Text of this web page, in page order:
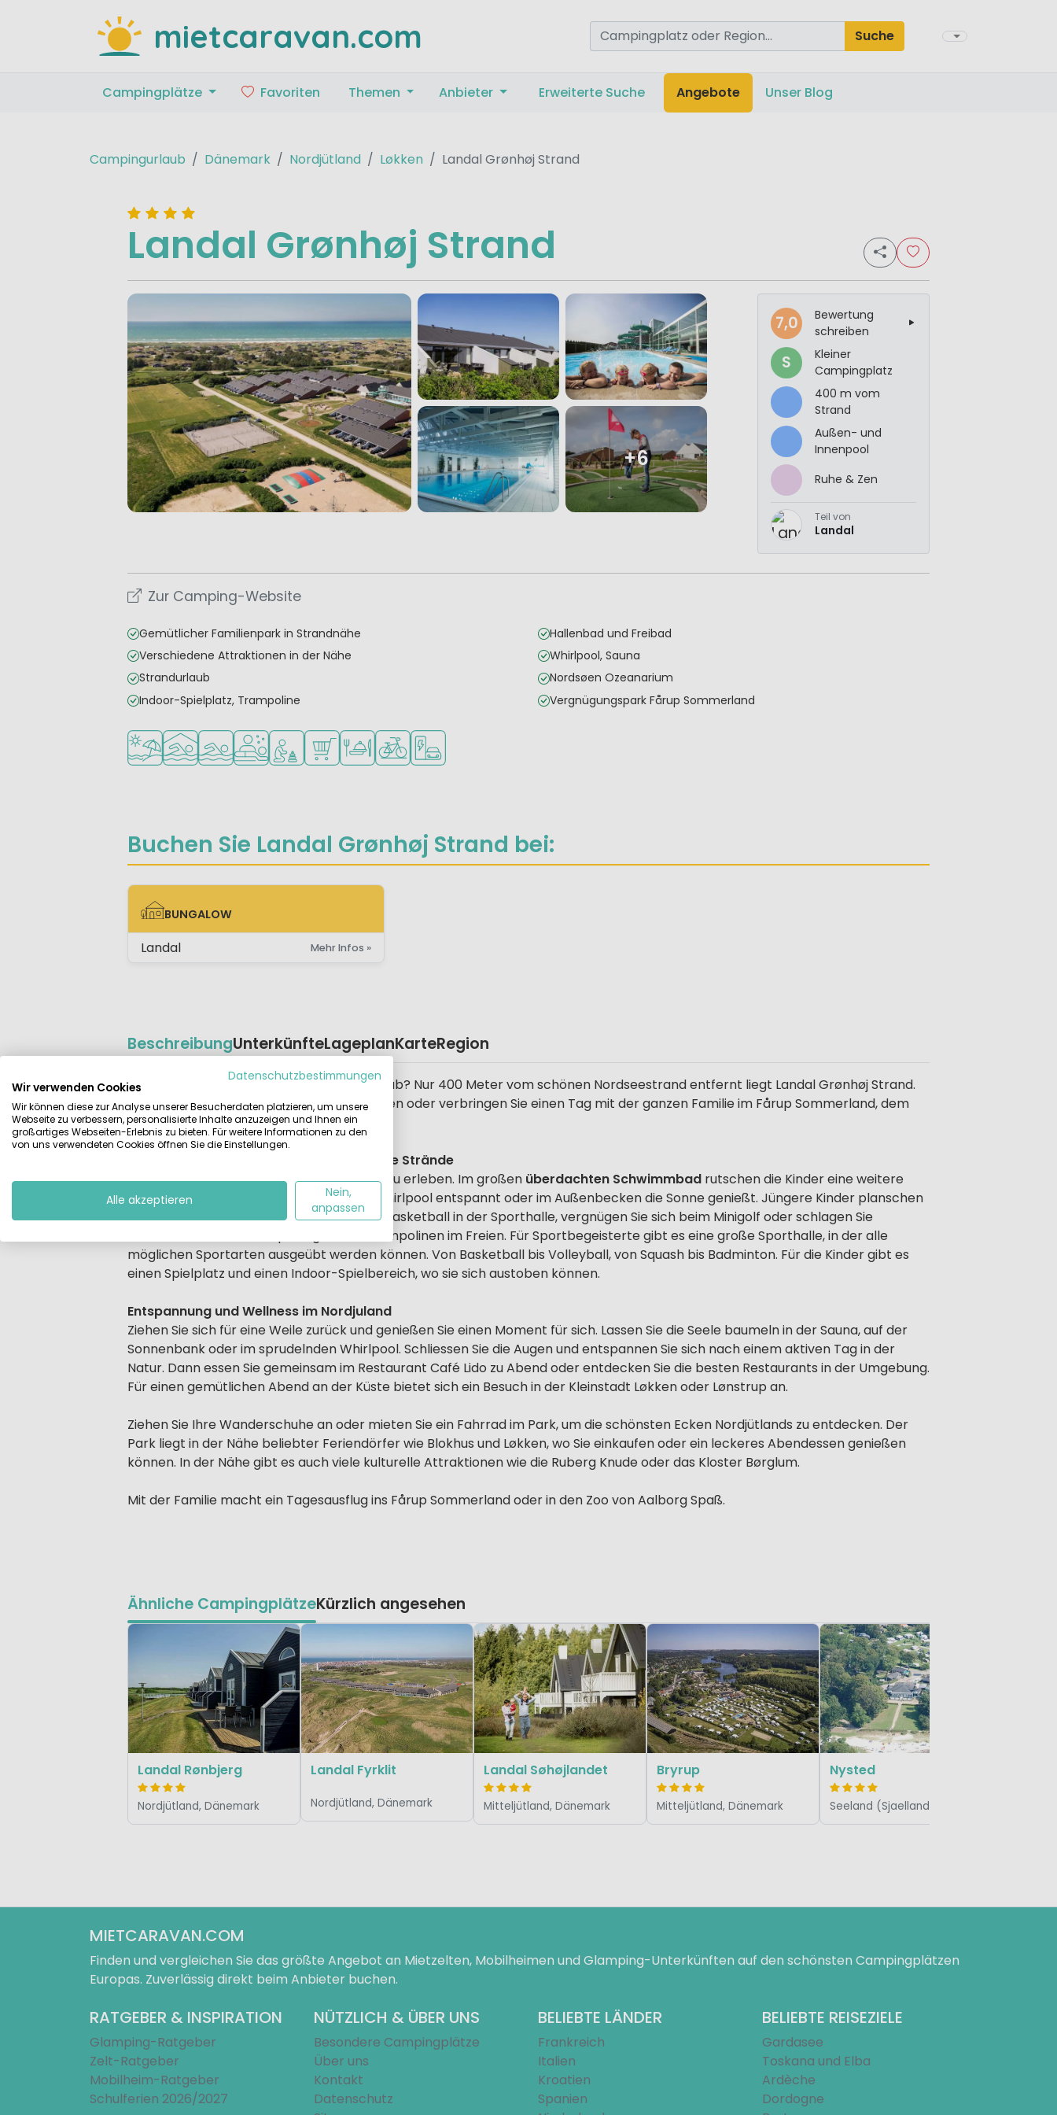
mietcaravan.com Suche
Campingplätze Favoriten Themen Anbieter Erweiterte Suche Angebote Unser Blog
Campingurlaub Dänemark Nordjütland Løkken Landal Grønhøj Strand
Landal Grønhøj Strand
+6
7,0
Bewertung
schreiben
S
Kleiner
Campingplatz
400 m vom
Strand
Außen- und
Innenpool
Ruhe & Zen
Teil von
Landal
Zur Camping-Website
Gemütlicher Familienpark in Strandnähe
Verschiedene Attraktionen in der Nähe
Strandurlaub
Indoor-Spielplatz, Trampoline
Hallenbad und Freibad
Whirlpool, Sauna
Nordsøen Ozeanarium
Vergnügungspark Fårup Sommerland
Am Strand und Meer
HallenbadFreibadWellness-Einrichtungen
Empfohlen für kleine Kinder
Supermarkt/Laden
Restaurant oder Pizzeria
Fahrradverleih
Ladestation für E-Autos
Buchen Sie Landal Grønhøj Strand bei:
BUNGALOW
BUNGALOW
Landal Mehr Infos »
BeschreibungUnterkünfteLageplanKarteRegion
Beschrijving
Sind Sie bereit für einen echten Strandurlaub? Nur 400 Meter vom schönen Nordseestrand entfernt liegt Landal Grønhøj Strand.
Spazieren Sie entlang der glitzernden Wellen oder verbringen Sie einen Tag mit der ganzen Familie im Fårup Sommerland, dem
beliebten Spaß- und Mitmachpark.
Kinderfreundlicher Ferienpark, weitläufige Strände
Auch im Park selbst gibt es viel zu tun und zu erleben. Im großen überdachten Schwimmbad rutschen die Kinder eine weitere
Rutsche hinunter, während man sich im Whirlpool entspannt oder im Außenbecken die Sonne genießt. Jüngere Kinder planschen
im Planschbecken. Spielen Sie eine Partie Basketball in der Sporthalle, vergnügen Sie sich beim Minigolf oder schlagen Sie
Purzelbäume auf den Hüpfburgen und Trampolinen im Freien. Für Sportbegeisterte gibt es eine große Sporthalle, in der alle
möglichen Sportarten ausgeübt werden können. Von Basketball bis Volleyball, von Squash bis Badminton. Für die Kinder gibt es
einen Spielplatz und einen Indoor-Spielbereich, wo sie sich austoben können.
Entspannung und Wellness im Nordjuland
Ziehen Sie sich für eine Weile zurück und genießen Sie einen Moment für sich. Lassen Sie die Seele baumeln in der Sauna, auf der
Sonnenbank oder im sprudelnden Whirlpool. Schliessen Sie die Augen und entspannen Sie sich nach einem aktiven Tag in der
Natur. Dann essen Sie gemeinsam im Restaurant Café Lido zu Abend oder entdecken Sie die besten Restaurants in der Umgebung.
Für einen gemütlichen Abend an der Küste bietet sich ein Besuch in der Kleinstadt Løkken oder Lønstrup an.
Ziehen Sie Ihre Wanderschuhe an oder mieten Sie ein Fahrrad im Park, um die schönsten Ecken Nordjütlands zu entdecken. Der
Park liegt in der Nähe beliebter Feriendörfer wie Blokhus und Løkken, wo Sie einkaufen oder ein leckeres Abendessen genießen
können. In der Nähe gibt es auch viele kulturelle Attraktionen wie die Ruberg Knude oder das Kloster Børglum.
Mit der Familie macht ein Tagesausflug ins Fårup Sommerland oder in den Zoo von Aalborg Spaß.
Ähnliche CampingplätzeKürzlich angesehen
Landal Rønbjerg
Nordjütland, Dänemark
Landal Fyrklit
Nordjütland, Dänemark
Landal Søhøjlandet
Mitteljütland, Dänemark
Bryrup
Mitteljütland, Dänemark
Nysted
MIETCARAVAN.COM
Finden und vergleichen Sie das größte Angebot an Mietzelten, Mobilheimen und Glamping-Unterkünften auf den schönsten Campingplätzen
Europas. Zuverlässig direkt beim Anbieter buchen.
RATGEBER & INSPIRATION
Glamping-Ratgeber
Zelt-Ratgeber
Mobilheim-Ratgeber
Schulferien 2026/2027
NÜTZLICH & ÜBER UNS
Besondere Campingplätze
Über uns
Kontakt
Datenschutz
BELIEBTE LÄNDER
Frankreich
Italien
Kroatien
Spanien
BELIEBTE REISEZIELE
Gardasee
Toskana und Elba
Ardèche
Dordogne
Datenschutzbestimmungen
Wir verwenden Cookies
Wir können diese zur Analyse unserer Besucherdaten platzieren, um unsere
Webseite zu verbessern, personalisierte Inhalte anzuzeigen und Ihnen ein
großartiges Webseiten-Erlebnis zu bieten. Für weitere Informationen zu den
von uns verwendeten Cookies öffnen Sie die Einstellungen.
Alle akzeptieren
Nein,
anpassen